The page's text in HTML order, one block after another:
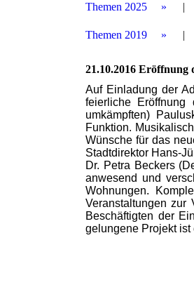
Themen 2025
Themen 2019
21.10.2016 Eröffnung
Auf Einladung der
feierliche
umkämpften)
Funktion.
Wünsche für das
Stadtdirektor Hans-
Dr. Petra Beckers
anwesend und
Wohnungen.
Veranstaltungen zur
Beschäftigten der
gelungene Projekt ist